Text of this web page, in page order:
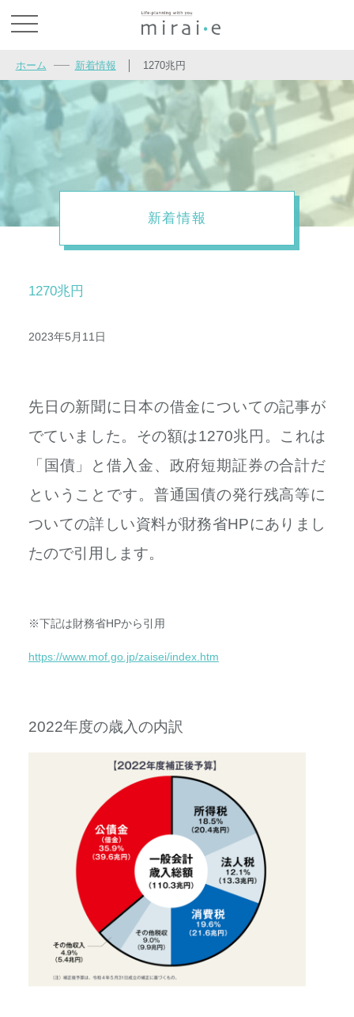
ホーム 新着情報 1270兆円
新着情報
1270兆円
2023年5月11日
先日の新聞に日本の借金についての記事が
でていました。その額は1270兆円。これは
「国債」と借入金、政府短期証券の合計だ
ということです。普通国債の発行残高等に
ついての詳しい資料が財務省HPにありまし
たので引用します。
※下記は財務省HPから引用
https://www.mof.go.jp/zaisei/index.htm
2022年度の歳入の内訳